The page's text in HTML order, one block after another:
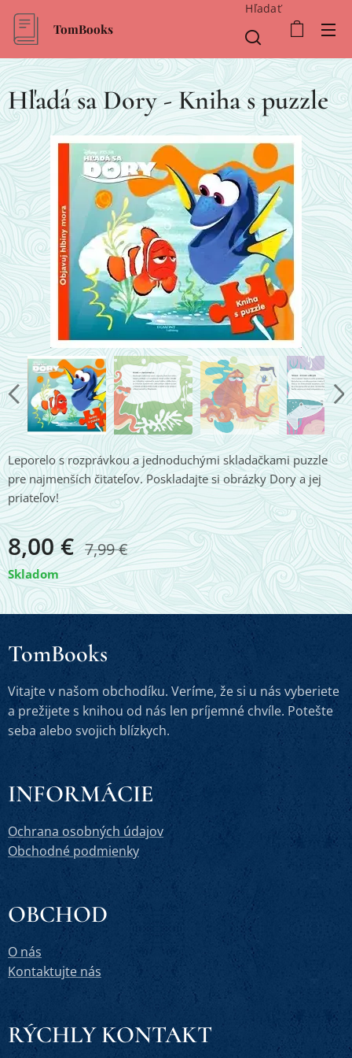
TomBooks
Hľadať
Hľadá sa Dory - Kniha s puzzle
Leporelo s rozprávkou a jednoduchými skladačkami puzzle
pre najmenších čitateľov. Poskladajte si obrázky Dory a jej
priateľov!
8,00€ 7,99€
Skladom
TomBooks
Vitajte v našom obchodíku. Veríme, že si u nás vyberiete
a prežijete s knihou od nás len príjemné chvíle. Potešte
seba alebo svojich blízkych.
INFORMÁCIE
Ochrana osobných údajov
Obchodné podmienky
OBCHOD
O nás
Kontaktujte nás
RÝCHLY KONTAKT